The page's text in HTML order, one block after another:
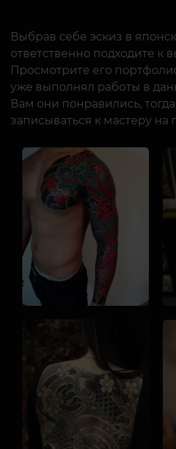
Выбрав себе эскиз в
ответственно подходите к
Просмотрите его
уже выполнял работы в
Вам они понравились,
записываться к мастеру на